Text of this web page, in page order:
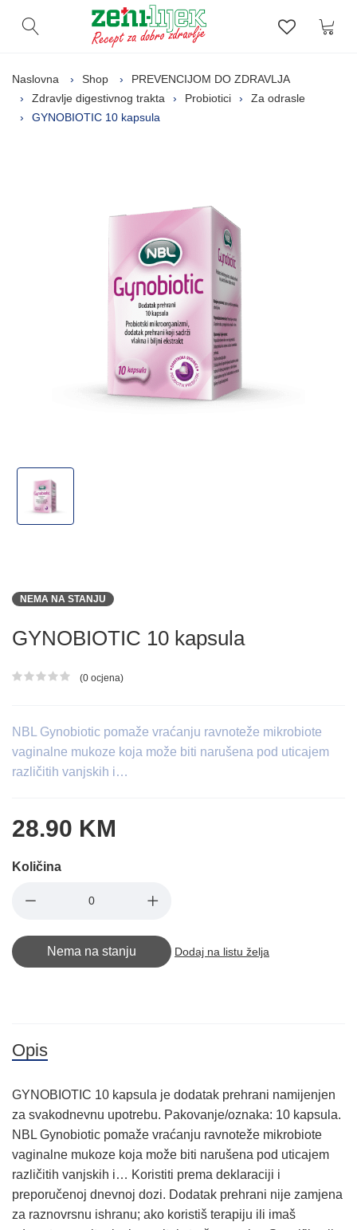
Otvori pretragu Lista
Naslovna Shop
PREVENCIJOM DO ZDRAVLJA
Zdravlje digestivnog trakta
Probiotici
Za odrasle
GYNOBIOTIC 10 kapsula
NEMA NA STANJU
GYNOBIOTIC 10 kapsula
Ocjena proizvoda
(0 ocjena)
NBL Gynobiotic pomaže vraćanju ravnoteže mikrobiote
vaginalne mukoze koja može biti narušena pod uticajem
različitih vanjskih i…
28.90 KM
Količina
Nema na stanju Dodaj na listu želja
Opis
GYNOBIOTIC 10 kapsula je dodatak prehrani namijenjen
za svakodnevnu upotrebu. Pakovanje/oznaka: 10 kapsula.
NBL Gynobiotic pomaže vraćanju ravnoteže mikrobiote
vaginalne mukoze koja može biti narušena pod uticajem
različitih vanjskih i… Koristiti prema deklaraciji i
preporučenoj dnevnoj dozi. Dodatak prehrani nije zamjena
za raznovrsnu ishranu; ako koristiš terapiju ili imaš